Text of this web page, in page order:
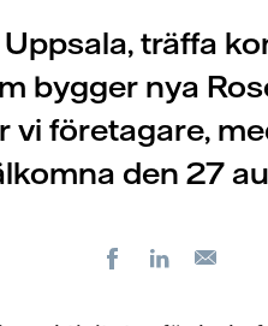
träffa
bygger nya
vi företagare,
den 27
FacebookLinkedIn